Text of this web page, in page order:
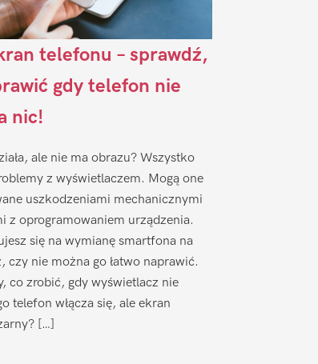
telefonu – sprawdź,
gdy telefon nie
nic!
ale nie ma obrazu? Wszystko
z wyświetlaczem. Mogą one
uszkodzeniami mechanicznymi
z oprogramowaniem urządzenia.
się na wymianę smartfona na
czy nie można go łatwo naprawić.
co zrobić, gdy wyświetlacz nie
telefon włącza się, ale ekran
[…]